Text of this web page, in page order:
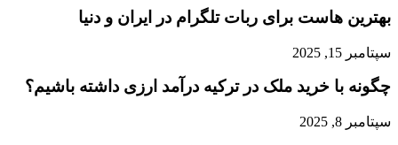
بهترین هاست برای ربات تلگرام در ایران و دنیا
سپتامبر 15, 2025
چگونه با خرید ملک در ترکیه درآمد ارزی داشته باشیم؟
سپتامبر 8, 2025